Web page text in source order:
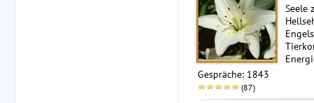
Seele
Gespräche: 1843
(87)